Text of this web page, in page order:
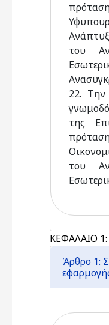
του
22. Την
της
του
ΚΕΦΑΛΑΙΟ 1:
Άρθρο 1: